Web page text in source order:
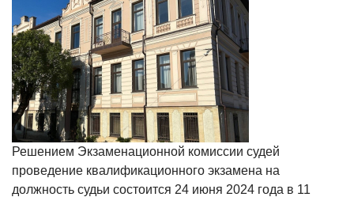
Решением Экзаменационной комиссии судей
проведение квалификационного экзамена на
должность судьи состоится 24 июня 2024 года в 11